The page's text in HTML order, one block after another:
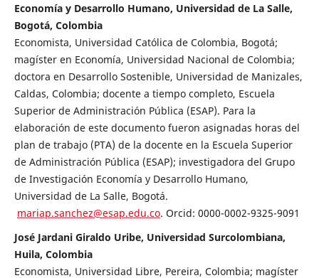
Economía y Desarrollo Humano, Universidad de La Salle,
Bogotá, Colombia
Economista, Universidad Católica de Colombia, Bogotá;
magíster en Economía, Universidad Nacional de Colombia;
doctora en Desarrollo Sostenible, Universidad de Manizales,
Caldas, Colombia; docente a tiempo completo, Escuela
Superior de Administración Pública (ESAP). Para la
elaboración de este documento fueron asignadas horas del
plan de trabajo (PTA) de la docente en la Escuela Superior
de Administración Pública (ESAP); investigadora del Grupo
de Investigación Economía y Desarrollo Humano,
Universidad de La Salle, Bogotá.
mariap.sanchez@esap.edu.co. Orcid: 0000-0002-9325-9091
José Jardani Giraldo Uribe, Universidad Surcolombiana,
Huila, Colombia
Economista, Universidad Libre, Pereira, Colombia; magíster